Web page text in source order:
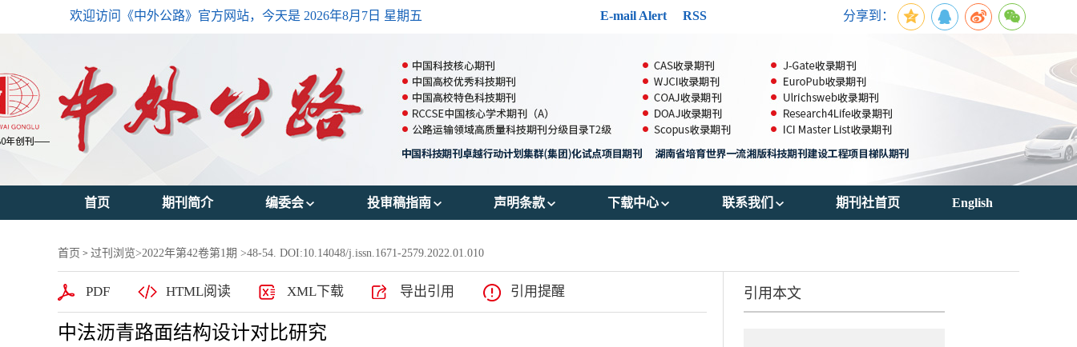
欢迎访问《中外公路》官方网站，今天是 2026年8月7日 星期五 分享到：
E-mail Alert RSS
首页 期刊简介 编委会
编委会主任
投审稿指南
投稿须知
声明条款
OA政策
下载中心
参考文献格式
联系我们
联系方式
期刊社首页 English
首页 > 过刊浏览>2022年第42卷第1期 >48-54. DOI:10.14048/j.issn.1671-2579.2022.01.010
PDF HTML阅读 XML下载 导出引用 引用提醒
中法沥青路面结构设计对比研究
引用本文